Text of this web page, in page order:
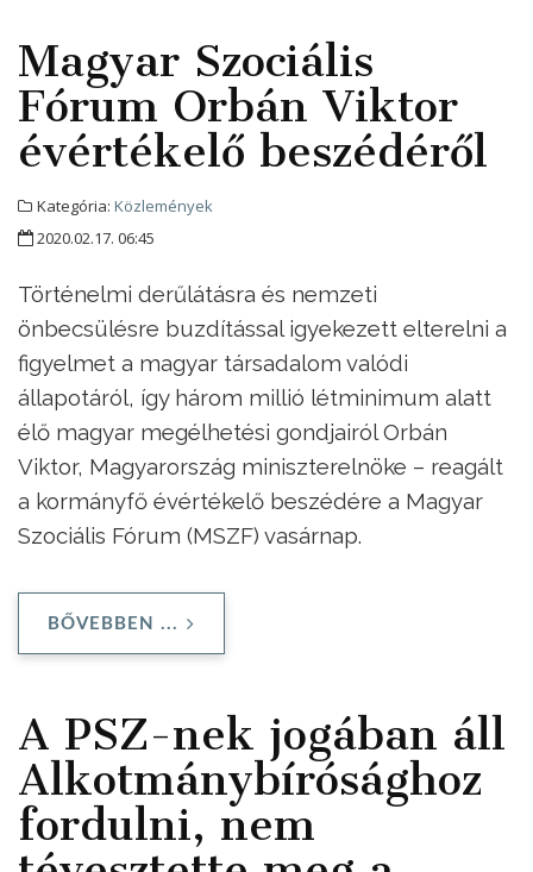
Magyar Szociális
Fórum Orbán Viktor
évértékelő beszédéről
Kategória: Közlemények
2020.02.17. 06:45
Történelmi derűlátásra és nemzeti
önbecsülésre buzdítással igyekezett elterelni a
figyelmet a magyar társadalom valódi
állapotáról, így három millió létminimum alatt
élő magyar megélhetési gondjairól Orbán
Viktor, Magyarország miniszterelnöke – reagált
a kormányfő évértékelő beszédére a Magyar
Szociális Fórum (MSZF) vasárnap.
BŐVEBBEN ...
A PSZ-nek jogában áll
Alkotmánybírósághoz
fordulni, nem